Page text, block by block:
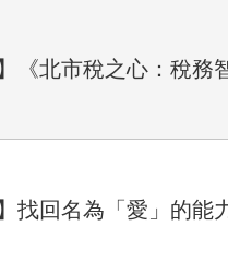
】《北市稅之心：稅
】找回名為「愛」的